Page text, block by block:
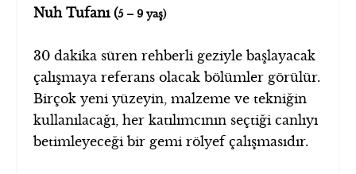
Nuh Tufanı (5 – 9 yaş)
30 dakika süren rehberli geziyle başlayacak
çalışmaya referans olacak bölümler görülür.
Birçok yeni yüzeyin, malzeme ve tekniğin
kullanılacağı, her katılımcının seçtiği canlıyı
betimleyeceği bir gemi rölyef çalışmasıdır.